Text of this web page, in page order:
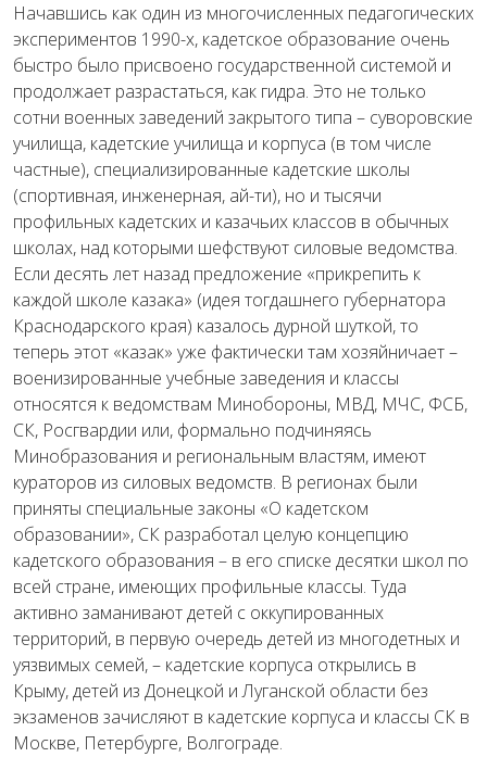
Начавшись как один из многочисленных педагогических
экспериментов 1990-х, кадетское образование очень
быстро было присвоено государственной системой и
продолжает разрастаться, как гидра. Это не только
сотни военных заведений закрытого типа – суворовские
училища, кадетские училища и корпуса (в том числе
частные), специализированные кадетские школы
(спортивная, инженерная, ай-ти), но и тысячи
профильных кадетских и казачьих классов в обычных
школах, над которыми шефствуют силовые ведомства.
Если десять лет назад предложение «прикрепить к
каждой школе казака» (идея тогдашнего губернатора
Краснодарского края) казалось дурной шуткой, то
теперь этот «казак» уже фактически там хозяйничает –
военизированные учебные заведения и классы
относятся к ведомствам Минобороны, МВД, МЧС, ФСБ,
СК, Росгвардии или, формально подчиняясь
Минобразования и региональным властям, имеют
кураторов из силовых ведомств. В регионах были
приняты специальные законы «О кадетском
образовании», СК разработал целую концепцию
кадетского образования – в его списке десятки школ по
всей стране, имеющих профильные классы. Туда
активно заманивают детей с оккупированных
территорий, в первую очередь детей из многодетных и
уязвимых семей, – кадетские корпуса открылись в
Крыму, детей из Донецкой и Луганской области без
экзаменов зачисляют в кадетские корпуса и классы СК в
Москве, Петербурге, Волгограде.